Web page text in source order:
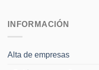
INFORMACIÓN
Alta de empresas